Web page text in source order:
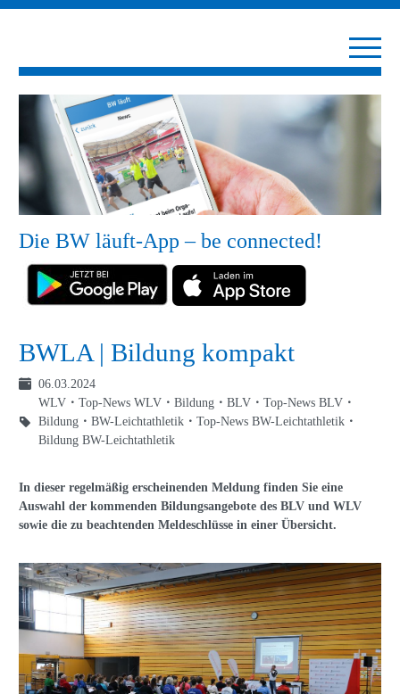
Die BW läuft-App – be connected!
BWLA | Bildung kompakt
06.03.2024
WLV
Top-News WLV Bildung BLV
Top-News BLV
Bildung
BW-Leichtathletik
Top-News BW-Leichtathletik
Bildung BW-Leichtathletik
In dieser regelmäßig erscheinenden Meldung finden Sie eine
Auswahl der kommenden Bildungsangebote des BLV und WLV
sowie die zu beachtenden Meldeschlüsse in einer Übersicht.